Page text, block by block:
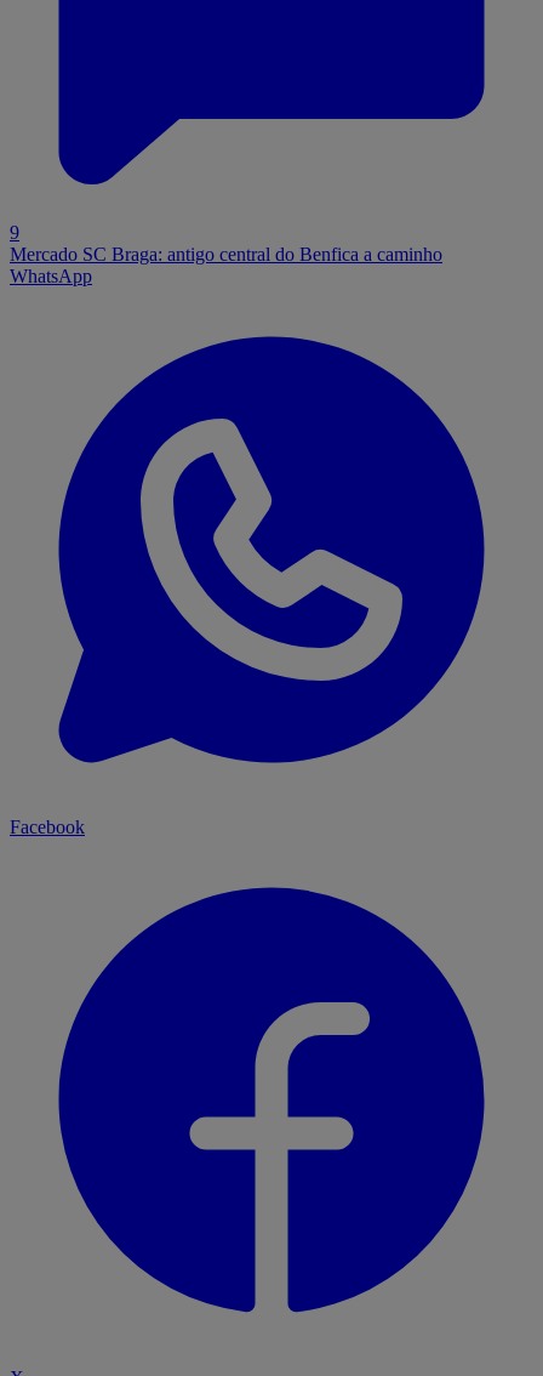
9
Mercado SC Braga: antigo central do Benfica a caminho
WhatsApp
Facebook